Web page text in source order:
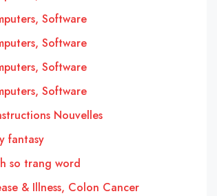
Software
Software
Software
Software
Nouvelles
fantasy
so trang word
& Illness, Colon Cancer